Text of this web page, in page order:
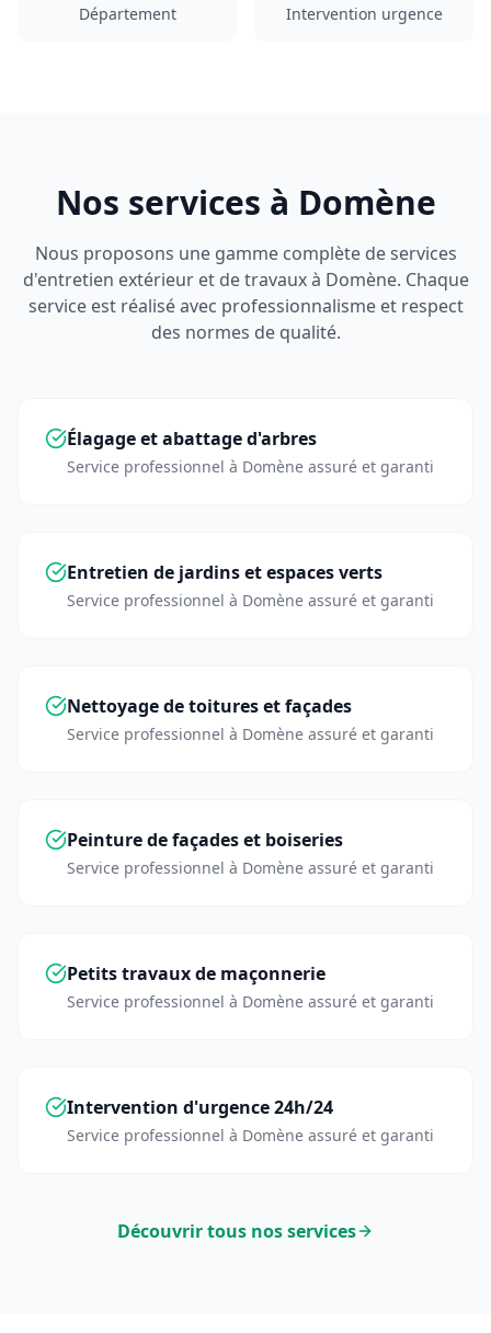
Département Intervention urgence
Nos services à Domène
Nous proposons une gamme complète de services
d'entretien extérieur et de travaux à Domène. Chaque
service est réalisé avec professionnalisme et respect
des normes de qualité.
Élagage et abattage d'arbres
Service professionnel à Domène assuré et garanti
Entretien de jardins et espaces verts
Service professionnel à Domène assuré et garanti
Nettoyage de toitures et façades
Service professionnel à Domène assuré et garanti
Peinture de façades et boiseries
Service professionnel à Domène assuré et garanti
Petits travaux de maçonnerie
Service professionnel à Domène assuré et garanti
Intervention d'urgence 24h/24
Service professionnel à Domène assuré et garanti
Découvrir tous nos services